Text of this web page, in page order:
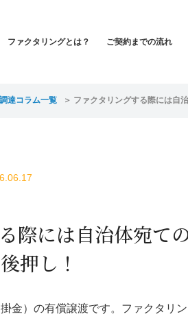
ファクタリングとは？ ご契約までの流れ
達コラム一覧 ファクタリングする際には自
際には自治体宛て
押し！
金）の有償譲渡です。ファクタリ